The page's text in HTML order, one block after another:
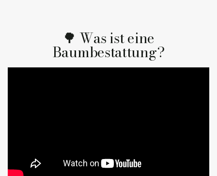
🌳 Was ist eine
Baumbestattung?